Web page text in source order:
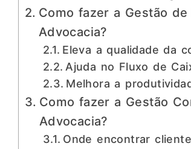
Como fazer a Gestão
Advocacia?
Eleva a qualidade da
Ajuda no Fluxo de
Melhora a
Como fazer a Gestão
Advocacia?
Onde encontrar